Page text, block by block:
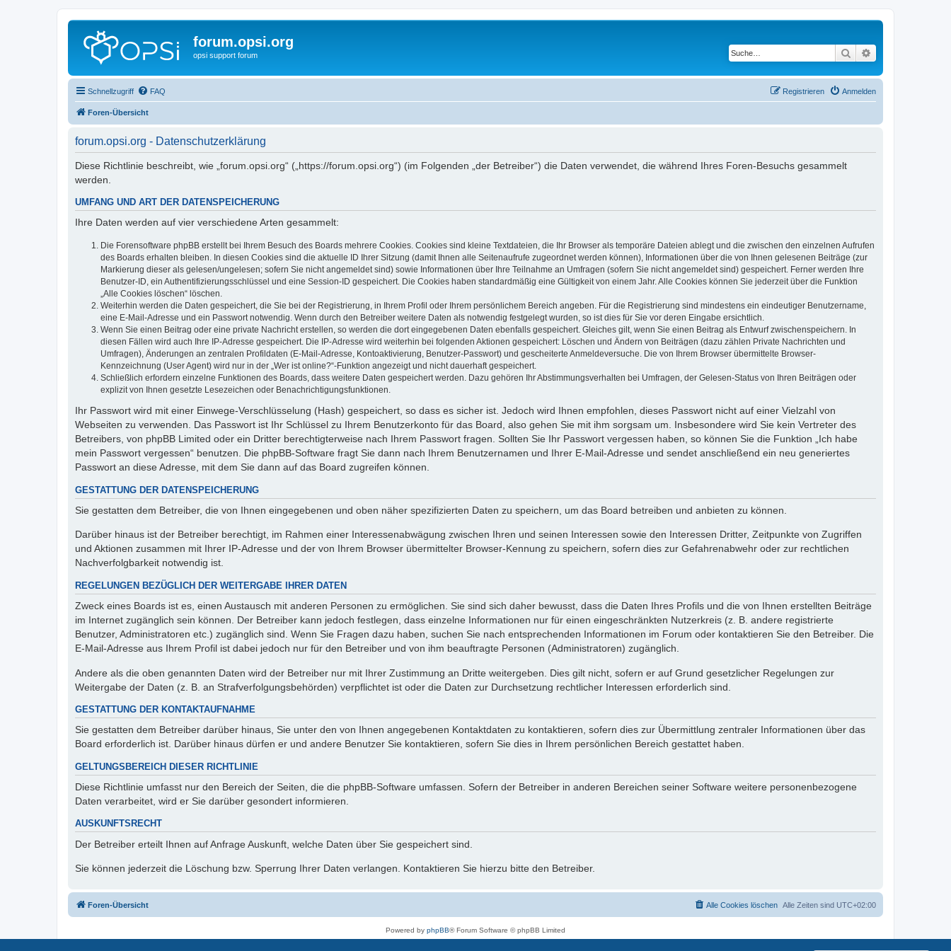
forum.opsi.org
opsi support forum Suche
Schnellzugriff FAQ Anmelden
Registrieren
Foren-Übersicht
forum.opsi.org - Datenschutzerklärung
Diese Richtlinie beschreibt, wie „forum.opsi.org“ („https://forum.opsi.org“) (im Folgenden „der Betreiber“) die Daten verwendet, die während Ihres Foren-Besuchs gesammelt
werden.
UMFANG UND ART DER DATENSPEICHERUNG
Ihre Daten werden auf vier verschiedene Arten gesammelt:
Die Forensoftware phpBB erstellt bei Ihrem Besuch des Boards mehrere Cookies. Cookies sind kleine Textdateien, die Ihr Browser als temporäre Dateien ablegt und die zwischen den einzelnen Aufrufen
des Boards erhalten bleiben. In diesen Cookies sind die aktuelle ID Ihrer Sitzung (damit Ihnen alle Seitenaufrufe zugeordnet werden können), Informationen über die von Ihnen gelesenen Beiträge (zur
Markierung dieser als gelesen/ungelesen; sofern Sie nicht angemeldet sind) sowie Informationen über Ihre Teilnahme an Umfragen (sofern Sie nicht angemeldet sind) gespeichert. Ferner werden Ihre
Benutzer-ID, ein Authentifizierungsschlüssel und eine Session-ID gespeichert. Die Cookies haben standardmäßig eine Gültigkeit von einem Jahr. Alle Cookies können Sie jederzeit über die Funktion
„Alle Cookies löschen“ löschen.
Weiterhin werden die Daten gespeichert, die Sie bei der Registrierung, in Ihrem Profil oder Ihrem persönlichem Bereich angeben. Für die Registrierung sind mindestens ein eindeutiger Benutzername,
eine E-Mail-Adresse und ein Passwort notwendig. Wenn durch den Betreiber weitere Daten als notwendig festgelegt wurden, so ist dies für Sie vor deren Eingabe ersichtlich.
Wenn Sie einen Beitrag oder eine private Nachricht erstellen, so werden die dort eingegebenen Daten ebenfalls gespeichert. Gleiches gilt, wenn Sie einen Beitrag als Entwurf zwischenspeichern. In
diesen Fällen wird auch Ihre IP-Adresse gespeichert. Die IP-Adresse wird weiterhin bei folgenden Aktionen gespeichert: Löschen und Ändern von Beiträgen (dazu zählen Private Nachrichten und
Umfragen), Änderungen an zentralen Profildaten (E-Mail-Adresse, Kontoaktivierung, Benutzer-Passwort) und gescheiterte Anmeldeversuche. Die von Ihrem Browser übermittelte Browser-
Kennzeichnung (User Agent) wird nur in der „Wer ist online?“-Funktion angezeigt und nicht dauerhaft gespeichert.
Schließlich erfordern einzelne Funktionen des Boards, dass weitere Daten gespeichert werden. Dazu gehören Ihr Abstimmungsverhalten bei Umfragen, der Gelesen-Status von Ihren Beiträgen oder
explizit von Ihnen gesetzte Lesezeichen oder Benachrichtigungsfunktionen.
Ihr Passwort wird mit einer Einwege-Verschlüsselung (Hash) gespeichert, so dass es sicher ist. Jedoch wird Ihnen empfohlen, dieses Passwort nicht auf einer Vielzahl von
Webseiten zu verwenden. Das Passwort ist Ihr Schlüssel zu Ihrem Benutzerkonto für das Board, also gehen Sie mit ihm sorgsam um. Insbesondere wird Sie kein Vertreter des
Betreibers, von phpBB Limited oder ein Dritter berechtigterweise nach Ihrem Passwort fragen. Sollten Sie Ihr Passwort vergessen haben, so können Sie die Funktion „Ich habe
mein Passwort vergessen“ benutzen. Die phpBB-Software fragt Sie dann nach Ihrem Benutzernamen und Ihrer E-Mail-Adresse und sendet anschließend ein neu generiertes
Passwort an diese Adresse, mit dem Sie dann auf das Board zugreifen können.
GESTATTUNG DER DATENSPEICHERUNG
Sie gestatten dem Betreiber, die von Ihnen eingegebenen und oben näher spezifizierten Daten zu speichern, um das Board betreiben und anbieten zu können.
Darüber hinaus ist der Betreiber berechtigt, im Rahmen einer Interessenabwägung zwischen Ihren und seinen Interessen sowie den Interessen Dritter, Zeitpunkte von Zugriffen
und Aktionen zusammen mit Ihrer IP-Adresse und der von Ihrem Browser übermittelter Browser-Kennung zu speichern, sofern dies zur Gefahrenabwehr oder zur rechtlichen
Nachverfolgbarkeit notwendig ist.
REGELUNGEN BEZÜGLICH DER WEITERGABE IHRER DATEN
Zweck eines Boards ist es, einen Austausch mit anderen Personen zu ermöglichen. Sie sind sich daher bewusst, dass die Daten Ihres Profils und die von Ihnen erstellten Beiträge
im Internet zugänglich sein können. Der Betreiber kann jedoch festlegen, dass einzelne Informationen nur für einen eingeschränkten Nutzerkreis (z. B. andere registrierte
Benutzer, Administratoren etc.) zugänglich sind. Wenn Sie Fragen dazu haben, suchen Sie nach entsprechenden Informationen im Forum oder kontaktieren Sie den Betreiber. Die
E-Mail-Adresse aus Ihrem Profil ist dabei jedoch nur für den Betreiber und von ihm beauftragte Personen (Administratoren) zugänglich.
Andere als die oben genannten Daten wird der Betreiber nur mit Ihrer Zustimmung an Dritte weitergeben. Dies gilt nicht, sofern er auf Grund gesetzlicher Regelungen zur
Weitergabe der Daten (z. B. an Strafverfolgungsbehörden) verpflichtet ist oder die Daten zur Durchsetzung rechtlicher Interessen erforderlich sind.
GESTATTUNG DER KONTAKTAUFNAHME
Sie gestatten dem Betreiber darüber hinaus, Sie unter den von Ihnen angegebenen Kontaktdaten zu kontaktieren, sofern dies zur Übermittlung zentraler Informationen über das
Board erforderlich ist. Darüber hinaus dürfen er und andere Benutzer Sie kontaktieren, sofern Sie dies in Ihrem persönlichen Bereich gestattet haben.
GELTUNGSBEREICH DIESER RICHTLINIE
Diese Richtlinie umfasst nur den Bereich der Seiten, die die phpBB-Software umfassen. Sofern der Betreiber in anderen Bereichen seiner Software weitere personenbezogene
Daten verarbeitet, wird er Sie darüber gesondert informieren.
AUSKUNFTSRECHT
Der Betreiber erteilt Ihnen auf Anfrage Auskunft, welche Daten über Sie gespeichert sind.
Sie können jederzeit die Löschung bzw. Sperrung Ihrer Daten verlangen. Kontaktieren Sie hierzu bitte den Betreiber.
Foren-Übersicht Alle Zeiten sind UTC+02:00
Alle Cookies löschen
Powered by phpBB® Forum Software © phpBB Limited